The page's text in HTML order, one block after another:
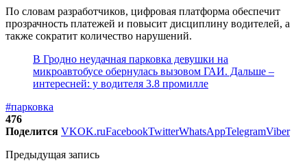
По словам разработчиков, цифровая платформа обеспечит
прозрачность платежей и повысит дисциплину водителей, а
также сократит количество нарушений.
В Гродно неудачная парковка девушки на
микроавтобусе обернулась вызовом ГАИ. Дальше –
интересней: у водителя 3.8 промилле
#парковка
476
Поделится VKOK.ruFacebookTwitterWhatsAppTelegramViber
Предыдущая запись